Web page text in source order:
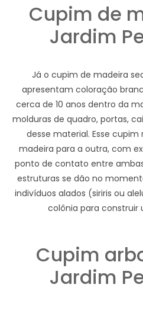
Cupim de
Jardim
Já o cupim de madeira
apresentam coloração
cerca de 10 anos dentro da
molduras de quadro, portas,
desse material. Esse
madeira para a outra, com
ponto de contato entre
estruturas se dão no
indivíduos alados (siriris ou
colônia para construir
Cupim
Jardim